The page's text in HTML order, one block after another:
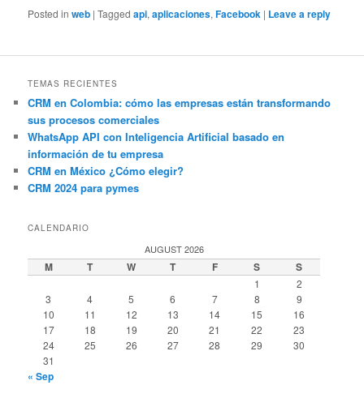
Posted in web |Tagged api,aplicaciones,Facebook | Leave a reply
TEMAS RECIENTES
CRM en Colombia: cómo las empresas están transformando
sus procesos comerciales
WhatsApp API con Inteligencia Artificial basado en
información de tu empresa
CRM en México ¿Cómo elegir?
CRM 2024 para pymes
CALENDARIO
AUGUST 2026
M T W T F S S
1
2
3
4 5 6 7 8
9
10
11 12 13 14 15
16
17
18 19 20 21 22
23
24
25 26 27 28 29
30
31
« Sep